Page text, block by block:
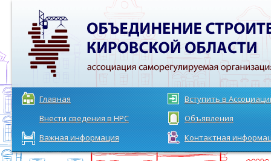
Главная
Вступить в
Внести сведения в НРС
Объявления
Важная информация
Контактная